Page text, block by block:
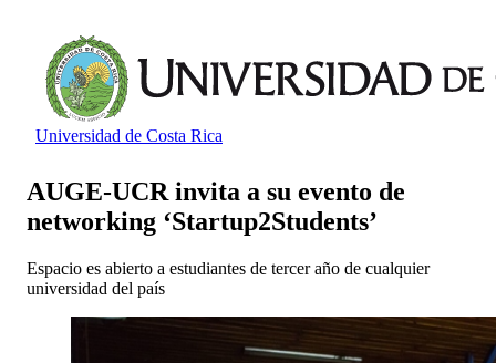
Universidad de Costa Rica
AUGE-UCR invita a su evento de
networking ‘Startup2Students’
Espacio es abierto a estudiantes de tercer año de cualquier
universidad del país